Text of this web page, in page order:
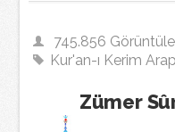
745.856
Kur'an-ı Kerim
Zümer